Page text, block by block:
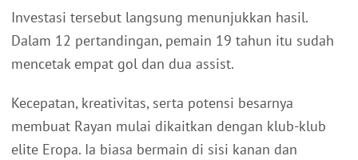
Investasi tersebut langsung menunjukkan hasil.
Dalam 12 pertandingan, pemain 19 tahun itu sudah
mencetak empat gol dan dua assist.
Kecepatan, kreativitas, serta potensi besarnya
membuat Rayan mulai dikaitkan dengan klub-klub
elite Eropa. Ia biasa bermain di sisi kanan dan